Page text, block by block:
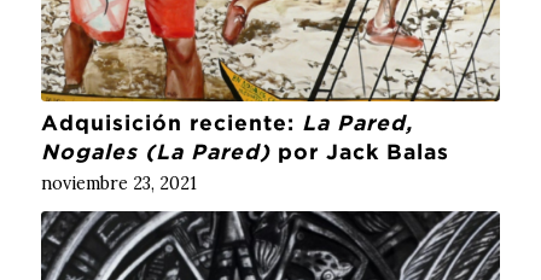
Adquisición reciente: La Pared,
Nogales (La Pared)por Jack Balas
noviembre 23, 2021